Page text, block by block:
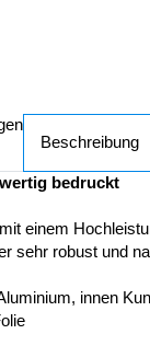
Beschreibung
bedruckt
einem
sehr robust und
innen